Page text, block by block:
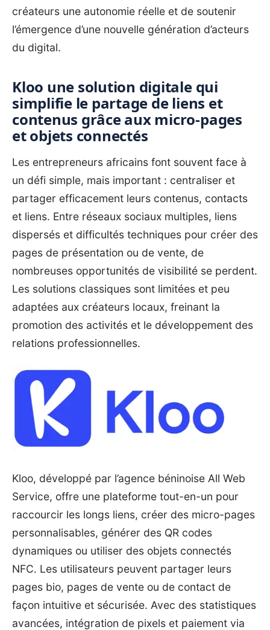
créateurs une autonomie réelle et de soutenir
l’émergence d’une nouvelle génération d’acteurs
du digital.
Kloo une solution digitale qui
simplifie le partage de liens et
contenus grâce aux micro-pages
et objets connectés
Les entrepreneurs africains font souvent face à
un défi simple, mais important : centraliser et
partager efficacement leurs contenus, contacts
et liens. Entre réseaux sociaux multiples, liens
dispersés et difficultés techniques pour créer des
pages de présentation ou de vente, de
nombreuses opportunités de visibilité se perdent.
Les solutions classiques sont limitées et peu
adaptées aux créateurs locaux, freinant la
promotion des activités et le développement des
relations professionnelles.
Kloo, développé par l’agence béninoise All Web
Service, offre une plateforme tout-en-un pour
raccourcir les longs liens, créer des micro-pages
personnalisables, générer des QR codes
dynamiques ou utiliser des objets connectés
NFC. Les utilisateurs peuvent partager leurs
pages bio, pages de vente ou de contact de
façon intuitive et sécurisée. Avec des statistiques
avancées, intégration de pixels et paiement via